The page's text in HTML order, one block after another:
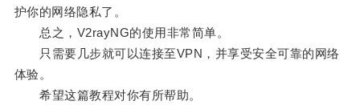
护你的网络隐私了。
总之，V2rayNG的使用非常简单。
只需要几步就可以连接至VPN，并享受安全可靠的网络
体验。
希望这篇教程对你有所帮助。